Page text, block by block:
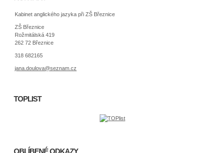
Kabinet anglického jazyka při ZŠ Březnice
ZŠ Březnice
Rožmitálská 419
262 72 Březnice
318 682165
jana.doulova@seznam.cz
TOPLIST